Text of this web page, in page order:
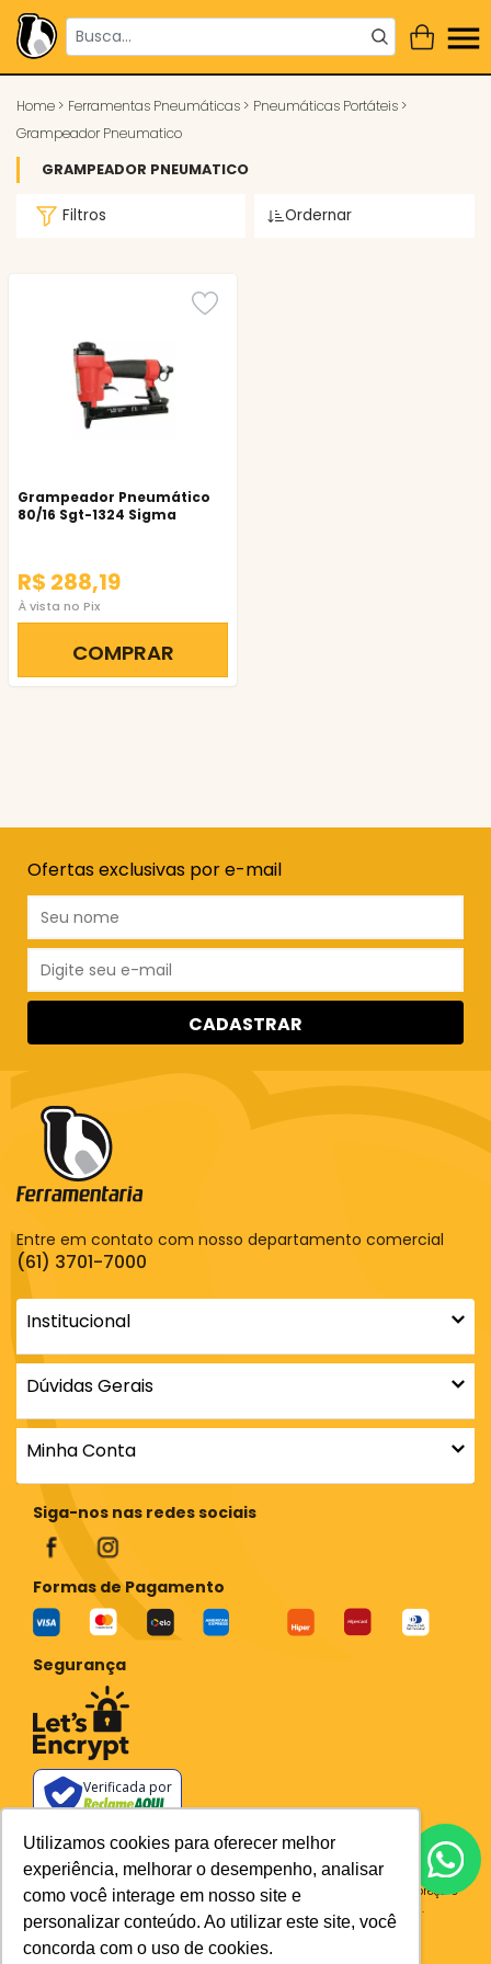
Utilizamos cookies para oferecer melhor
experiência, melhorar o desempenho, analisar
como você interage em nosso site e
personalizar conteúdo. Ao utilizar este site, você
concorda com o uso de cookies.
Home > Ferramentas Pneumáticas > Pneumáticas Portáteis >
Grampeador Pneumatico
GRAMPEADOR PNEUMATICO
Filtros Ordernar
Grampeador Pneumático
80/16 Sgt-1324 Sigma
R$ 288,19
À vista no Pix
COMPRAR
Ofertas exclusivas por e-mail
CADASTRAR
Entre em contato com nosso departamento comercial
(61) 3701-7000
Institucional
Dúvidas Gerais
Minha Conta
Siga-nos nas redes sociais
Formas de Pagamento
Segurança
Verificada por
Todos os preços e condições deste site são válidos apenas para compras
no site e não se aplicam a Loja Física. Destacamos que os preços
previstos no site prevalecem aos demais anunciados em outros meios
de comunicação e sites de buscas. Em caso de divergência do preço e
condições no site, o valor válido é sempre o do carrinho de compras.
Plataforma